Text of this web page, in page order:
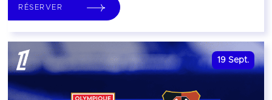
RÉSERVER
19 Sept.